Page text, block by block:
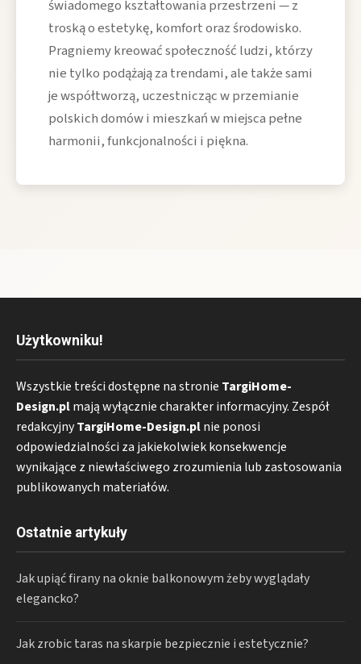
świadomego kształtowania przestrzeni — z
troską o estetykę, komfort oraz środowisko.
Pragniemy kreować społeczność ludzi, którzy
nie tylko podążają za trendami, ale także sami
je współtworzą, uczestnicząc w przemianie
polskich domów i mieszkań w miejsca pełne
harmonii, funkcjonalności i piękna.
Użytkowniku!
Wszystkie treści dostępne na stronie TargiHome-
Design.plmają wyłącznie charakter informacyjny. Zespół
redakcyjnyTargiHome-Design.plnie ponosi
odpowiedzialności za jakiekolwiek konsekwencje
wynikające z niewłaściwego zrozumienia lub zastosowania
publikowanych materiałów.
Ostatnie artykuły
Jak upiąć firany na oknie balkonowym żeby wyglądały
elegancko?
Jak zrobic taras na skarpie bezpiecznie i estetycznie?